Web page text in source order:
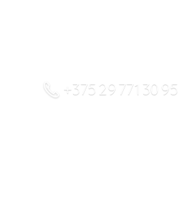
+375 29 771 30 95